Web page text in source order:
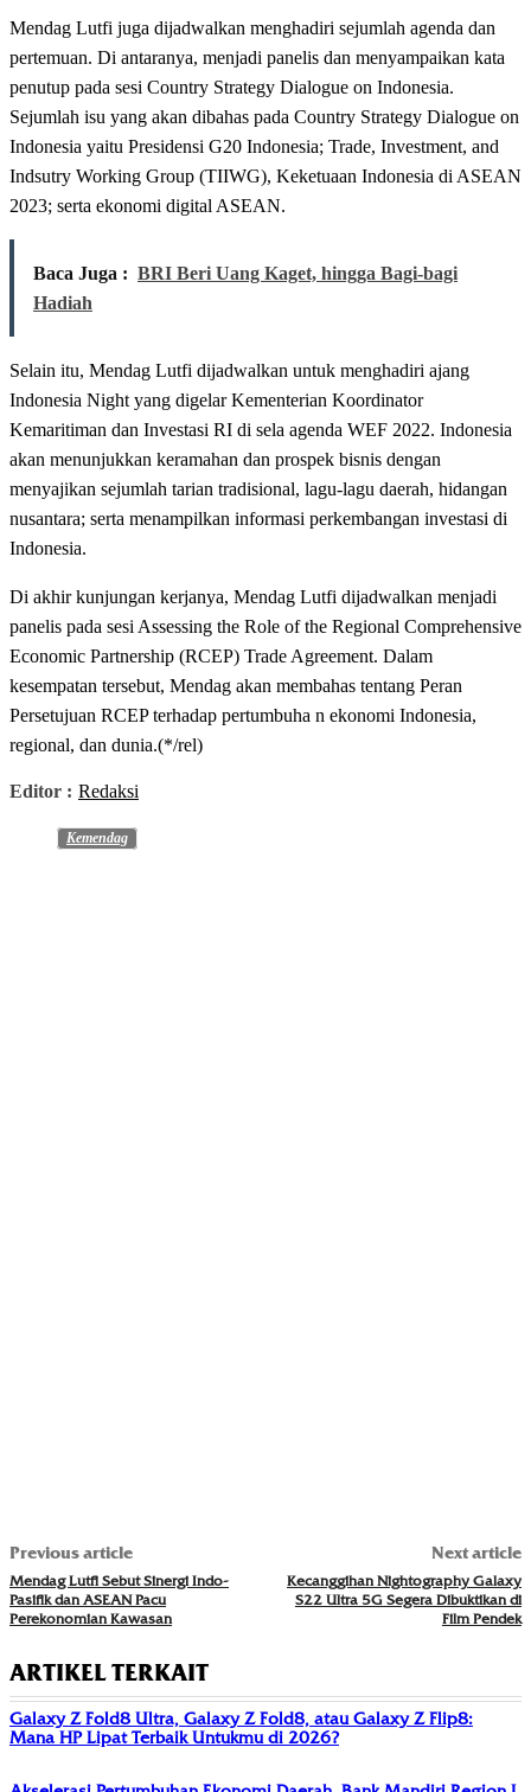
Mendag Lutfi juga dijadwalkan menghadiri sejumlah agenda dan
pertemuan. Di antaranya, menjadi panelis dan menyampaikan kata
penutup pada sesi Country Strategy Dialogue on Indonesia.
Sejumlah isu yang akan dibahas pada Country Strategy Dialogue on
Indonesia yaitu Presidensi G20 Indonesia; Trade, Investment, and
Indsutry Working Group (TIIWG), Keketuaan Indonesia di ASEAN
2023; serta ekonomi digital ASEAN.
Baca Juga : BRI Beri Uang Kaget, hingga Bagi-bagi
Hadiah
Selain itu, Mendag Lutfi dijadwalkan untuk menghadiri ajang
Indonesia Night yang digelar Kementerian Koordinator
Kemaritiman dan Investasi RI di sela agenda WEF 2022. Indonesia
akan menunjukkan keramahan dan prospek bisnis dengan
menyajikan sejumlah tarian tradisional, lagu-lagu daerah, hidangan
nusantara; serta menampilkan informasi perkembangan investasi di
Indonesia.
Di akhir kunjungan kerjanya, Mendag Lutfi dijadwalkan menjadi
panelis pada sesi Assessing the Role of the Regional Comprehensive
Economic Partnership (RCEP) Trade Agreement. Dalam
kesempatan tersebut, Mendag akan membahas tentang Peran
Persetujuan RCEP terhadap pertumbuha n ekonomi Indonesia,
regional, dan dunia.(*/rel)
Editor : Redaksi
Kemendag
Previous article
Mendag Lutfi Sebut Sinergi Indo-
Pasifik dan ASEAN Pacu
Perekonomian Kawasan
Next article
Kecanggihan Nightography Galaxy
S22 Ultra 5G Segera Dibuktikan di
Film Pendek
ARTIKEL TERKAIT
Galaxy Z Fold8 Ultra, Galaxy Z Fold8, atau Galaxy Z Flip8:
Mana HP Lipat Terbaik Untukmu di 2026?